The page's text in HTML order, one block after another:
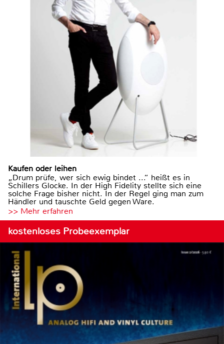
Kaufen oder leihen
„Drum prüfe, wer sich ewig bindet ...“ heißt es in
Schillers Glocke. In der High Fidelity stellte sich eine
solche Frage bisher nicht. In der Regel ging man zum
Händler und tauschte Geld gegen Ware.
>> Mehr erfahren
kostenloses Probeexemplar